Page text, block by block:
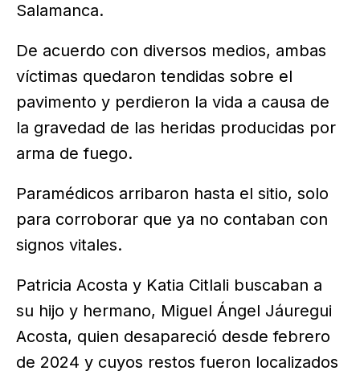
Salamanca.
De acuerdo con diversos medios, ambas
víctimas quedaron tendidas sobre el
pavimento y perdieron la vida a causa de
la gravedad de las heridas producidas por
arma de fuego.
Paramédicos arribaron hasta el sitio, solo
para corroborar que ya no contaban con
signos vitales.
Patricia Acosta y Katia Citlali buscaban a
su hijo y hermano, Miguel Ángel Jáuregui
Acosta, quien desapareció desde febrero
de 2024 y cuyos restos fueron localizados